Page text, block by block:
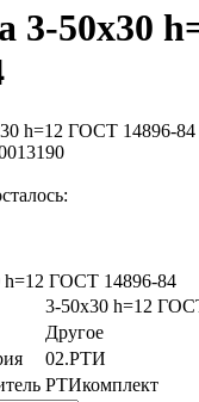
3-50х30
h=12 ГОСТ 14896-84
3-50х30 h=12
Другое
02.РТИ
РТИкомплект